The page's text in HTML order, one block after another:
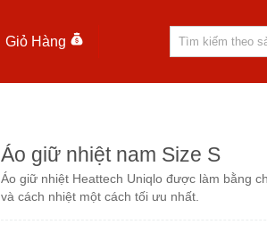
Giỏ Hàng
Áo giữ nhiệt nam Size S
Áo giữ nhiệt Heattech Uniqlo được làm bằng
và cách nhiệt một cách tối ưu nhất.